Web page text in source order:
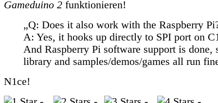
Gameduino 2 funktionieren!
„Q: Does it also work with the Raspberry
A: Yes, it hooks up directly to SPI port on
And Raspberry Pi software support is done,
library and samples/demos/games all run
N1ce!